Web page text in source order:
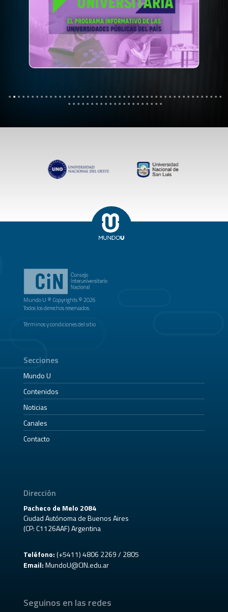
Mundo U ® Copyrights © 2026
Todos los derechos reservados.
Términos y condiciones del sitio
Secciones
Mundo U
Contenidos
Noticias
Canales
Contacto
Dirección
Pacheco de Melo 2084
Ciudad Autónoma de Buenos Aires
(CP: C1126AAF) Argentina
Teléfono:(+5411) 4806 2269 / 2805
Email: MundoU@CIN.edu.ar
Seguinos en las redes